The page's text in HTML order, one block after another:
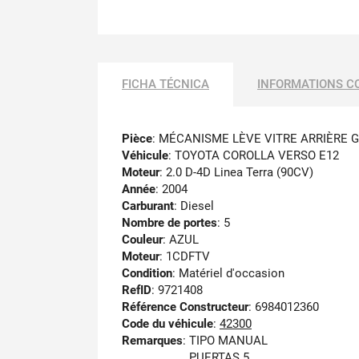
FICHA TÉCNICA INFORMATIONS
Pièce: MÉCANISME LÈVE VITRE ARRIÈRE
Véhicule: TOYOTA COROLLA VERSO E12
Moteur: 2.0 D-4D Linea Terra (90CV)
Année: 2004
Carburant: Diesel
Nombre de portes: 5
Couleur: AZUL
Moteur: 1CDFTV
Condition: Matériel d'occasion
RefID: 9721408
Référence Constructeur: 6984012360
Code du véhicule: 42300
Remarques: TIPO MANUAL